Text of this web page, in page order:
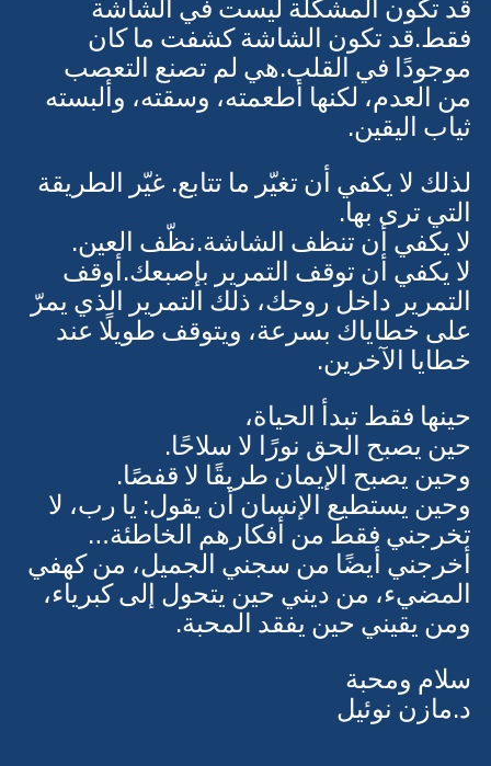
قد تكون المشكلة ليست في الشاشة
فقط.قد تكون الشاشة كشفت ما كان
موجودًا في القلب.هي لم تصنع التعصب
من العدم، لكنها أطعمته، وسقته، وألبسته
لذلك لا يكفي أن تغيّر ما تتابع. غيّر الطريقة
التي ترى بها.
لا يكفي أن تنظف الشاشة.نظّف العين.
لا يكفي أن توقف التمرير بإصبعك.أوقف
التمرير داخل روحك، ذلك التمرير الذي يمرّ
على خطاياك بسرعة، ويتوقف طويلًا عند
حينها فقط تبدأ الحياة،
حين يصبح الحق نورًا لا سلاحًا.
وحين يصبح الإيمان طريقًا لا قفصًا.
وحين يستطيع الإنسان أن يقول: يا رب، لا
تخرجني فقط من أفكارهم الخاطئة…
أخرجني أيضًا من سجني الجميل، من كهفي
المضيء، من ديني حين يتحول إلى كبرياء،
سلام ومحبة